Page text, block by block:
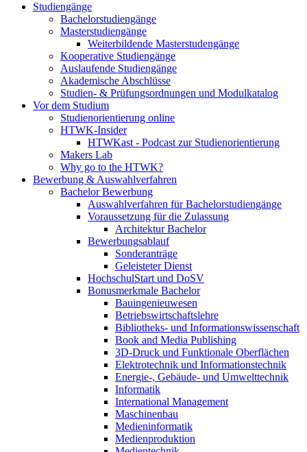
Studiengänge
Bachelorstudiengänge
Masterstudiengänge
Weiterbildende Masterstudengänge
Kooperative Studiengänge
Auslaufende Studiengänge
Akademische Abschlüsse
Studien- & Prüfungsordnungen und Modulkatalog
Vor dem Studium
Studienorientierung online
HTWK-Insider
HTWKast - Podcast zur Studienorientierung
Makers Lab
Why go to the HTWK?
Bewerbung & Auswahlverfahren
Bachelor Bewerbung
Auswahlverfahren für Bachelorstudiengänge
Voraussetzung für die Zulassung
Architektur Bachelor
Bewerbungsablauf
Sonderanträge
Geleisteter Dienst
HochschulStart und DoSV
Bonusmerkmale Bachelor
Bauingenieuwesen
Betriebswirtschaftslehre
Bibliotheks- und Informationswissenschaft
Book and Media Publishing
3D-Druck und Funktionale Oberflächen
Elektrotechnik und Informationstechnik
Energie-, Gebäude- und Umwelttechnik
Informatik
International Management
Maschinenbau
Medieninformatik
Medienproduktion